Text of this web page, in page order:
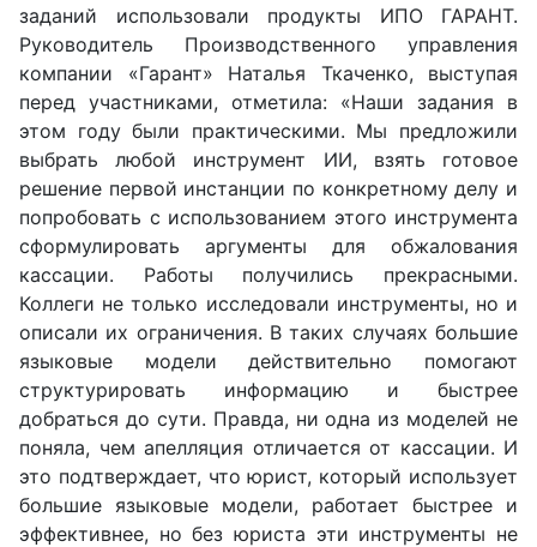
заданий использовали продукты ИПО ГАРАНТ.
Руководитель Производственного управления
компании «Гарант» Наталья Ткаченко, выступая
перед участниками, отметила: «Наши задания в
этом году были практическими. Мы предложили
выбрать любой инструмент ИИ, взять готовое
решение первой инстанции по конкретному делу и
попробовать с использованием этого инструмента
сформулировать аргументы для обжалования
кассации. Работы получились прекрасными.
Коллеги не только исследовали инструменты, но и
описали их ограничения. В таких случаях большие
языковые модели действительно помогают
структурировать информацию и быстрее
добраться до сути. Правда, ни одна из моделей не
поняла, чем апелляция отличается от кассации. И
это подтверждает, что юрист, который использует
большие языковые модели, работает быстрее и
эффективнее, но без юриста эти инструменты не